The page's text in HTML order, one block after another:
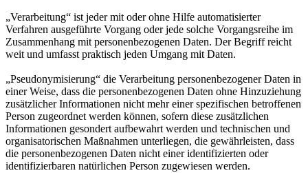
„Verarbeitung“ ist jeder mit oder ohne Hilfe automatisierter
Verfahren ausgeführte Vorgang oder jede solche Vorgangsreihe im
Zusammenhang mit personenbezogenen Daten. Der Begriff reicht
weit und umfasst praktisch jeden Umgang mit Daten.
„Pseudonymisierung“ die Verarbeitung personenbezogener Daten in
einer Weise, dass die personenbezogenen Daten ohne Hinzuziehung
zusätzlicher Informationen nicht mehr einer spezifischen betroffenen
Person zugeordnet werden können, sofern diese zusätzlichen
Informationen gesondert aufbewahrt werden und technischen und
organisatorischen Maßnahmen unterliegen, die gewährleisten, dass
die personenbezogenen Daten nicht einer identifizierten oder
identifizierbaren natürlichen Person zugewiesen werden.